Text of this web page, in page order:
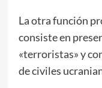
La otra función
consiste en
«terroristas» y
de civiles